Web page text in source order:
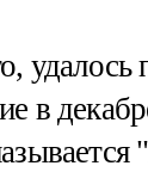
удалось
в